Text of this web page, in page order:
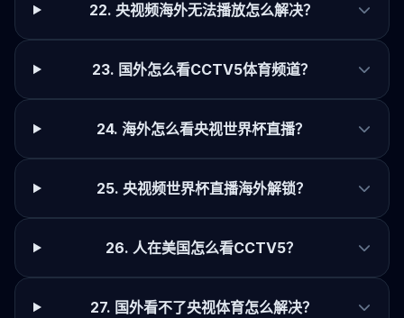
22. 央视频海外无法播放怎么解决？
23. 国外怎么看CCTV5体育频道？
24. 海外怎么看央视世界杯直播？
25. 央视频世界杯直播海外解锁？
26. 人在美国怎么看CCTV5？
27. 国外看不了央视体育怎么解决？